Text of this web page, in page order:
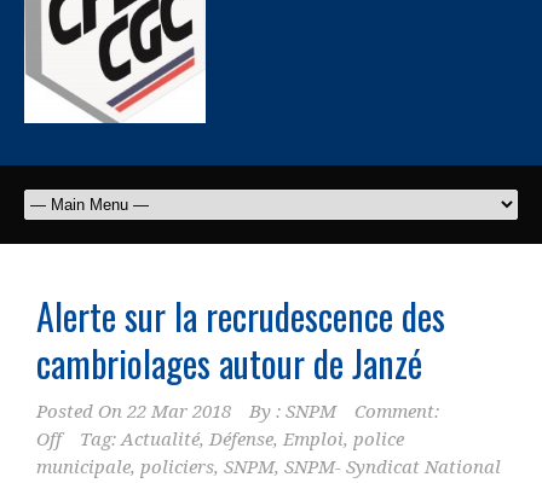
Alerte sur la recrudescence des
cambriolages autour de Janzé
Posted On 22 Mar 2018 By : SNPM
Comment:
Off
Tag:Actualité, Défense, Emploi, police
municipale, policiers, SNPM, SNPM- Syndicat National